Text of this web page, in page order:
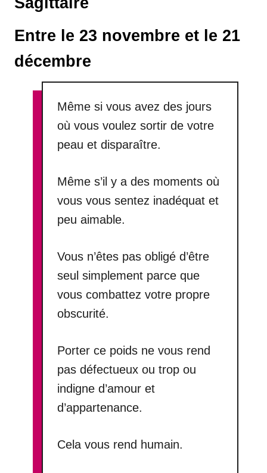
Entre le 23 novembre et le 21
décembre
Même si vous avez des jours
où vous voulez sortir de votre
peau et disparaître.
Même s’il y a des moments où
vous vous sentez inadéquat et
peu aimable.
Vous n’êtes pas obligé d’être
seul simplement parce que
vous combattez votre propre
obscurité.
Porter ce poids ne vous rend
pas défectueux ou trop ou
indigne d’amour et
d’appartenance.
Cela vous rend humain.